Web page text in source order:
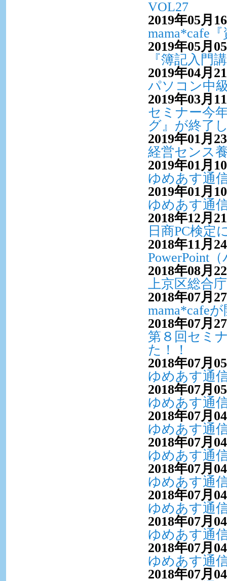
VOL27
2019年05月
mama*cafe
2019年05月
『簿記入門
2019年04月
パソコン中
2019年03月
セミナー今
グ』が終了
2019年01月
経営センス
2019年01月
ゆめあす通
2019年01月
ゆめあす通
2018年12月
日商PC検定
2018年11月
PowerPoint
2018年08月
上京区総合
2018年07月
mama*cafe
2018年07月
第８回セミ
た！！
2018年07月
ゆめあす通
2018年07月
ゆめあす通
2018年07月
ゆめあす通
2018年07月
ゆめあす通
2018年07月
ゆめあす通
2018年07月
ゆめあす通
2018年07月
ゆめあす通
2018年07月
ゆめあす通
2018年07月